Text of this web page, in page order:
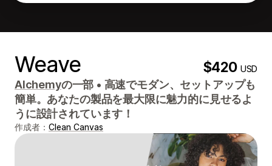
Weave $420USD
Alchemyの一部 • 高速でモダン、セットアップも
簡単。あなたの製品を最大限に魅力的に見せるよ
うに設計されています！
作成者： Clean Canvas